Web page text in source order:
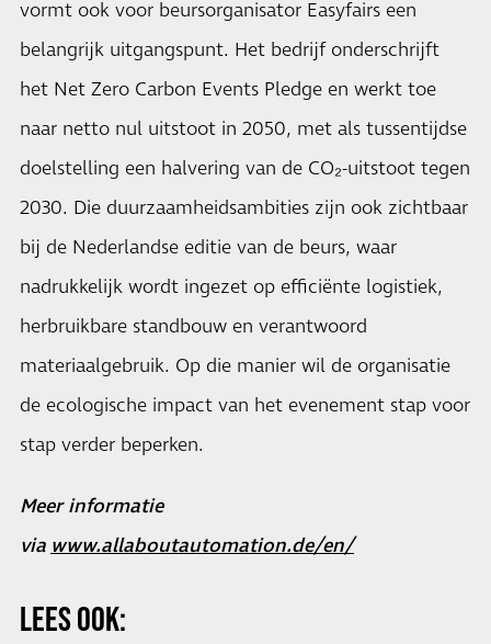
vormt ook voor beursorganisator Easyfairs een
belangrijk uitgangspunt. Het bedrijf onderschrijft
het Net Zero Carbon Events Pledge en werkt toe
naar netto nul uitstoot in 2050, met als tussentijdse
doelstelling een halvering van de CO₂-uitstoot tegen
2030. Die duurzaamheidsambities zijn ook zichtbaar
bij de Nederlandse editie van de beurs, waar
nadrukkelijk wordt ingezet op efficiënte logistiek,
herbruikbare standbouw en verantwoord
materiaalgebruik. Op die manier wil de organisatie
de ecologische impact van het evenement stap voor
stap verder beperken.
Meer informatie
viawww.allaboutautomation.de/en/
LEES OOK: